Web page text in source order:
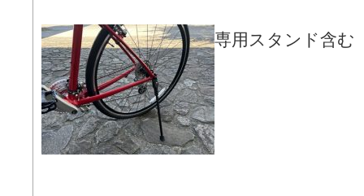
専用スタンド含む